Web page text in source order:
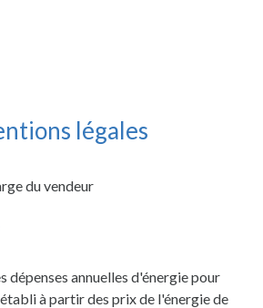
légales
du vendeur
dépenses annuelles d'énergie pour
à partir des prix de l'énergie de